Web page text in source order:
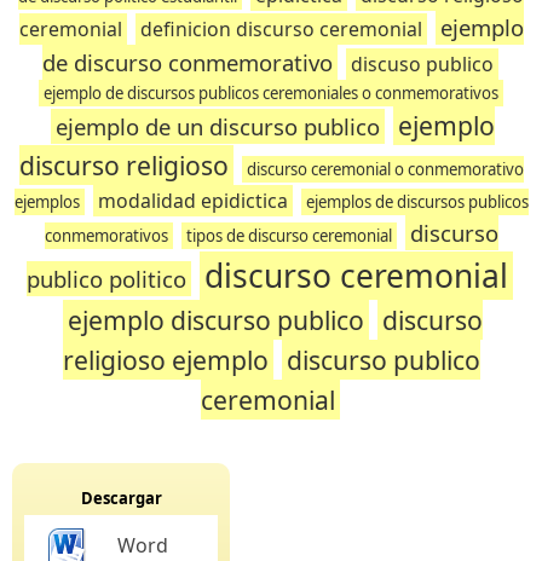
ceremonial
definicion discurso ceremonial
ejemplo
de discurso conmemorativo
discuso publico
ejemplo de discursos publicos ceremoniales o conmemorativos
ejemplo de un discurso publico
ejemplo
discurso religioso
discurso ceremonial o conmemorativo
ejemplos
modalidad epidictica
ejemplos de discursos publicos
conmemorativos
tipos de discurso ceremonial
discurso
publico politico
discurso ceremonial
ejemplo discurso publico discurso
religioso ejemplo discurso publico
ceremonial
Descargar
Word